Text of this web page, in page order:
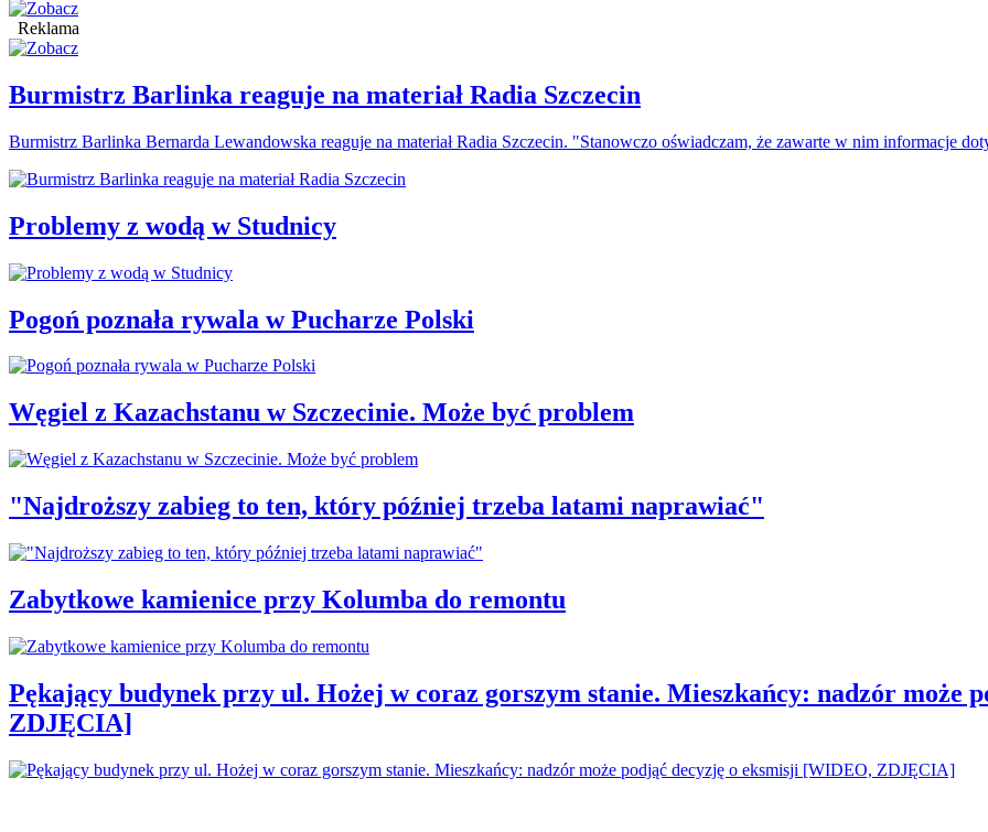
Reklama
Burmistrz Barlinka reaguje na materiał Radia Szczecin
Burmistrz Barlinka Bernarda Lewandowska reaguje na materiał Radia Szczecin. "Stanowczo oświadczam, że zawarte w nim informacje
Problemy z wodą w Studnicy
Pogoń poznała rywala w Pucharze Polski
Węgiel z Kazachstanu w Szczecinie. Może być problem
"Najdroższy zabieg to ten, który później trzeba latami naprawiać"
Zabytkowe kamienice przy Kolumba do remontu
Pękający budynek przy ul. Hożej w coraz gorszym stanie. Mieszkańcy: nadzór może
ZDJĘCIA]